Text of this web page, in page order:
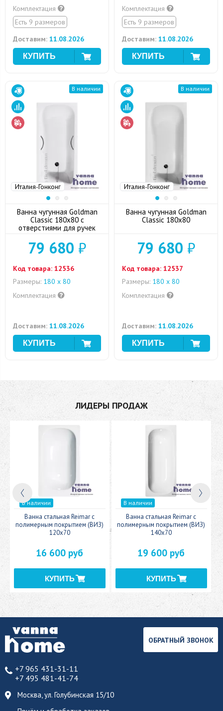
Комплектация
Есть 9 размеров
Доставим: 11.08.2026
Комплектация
Есть 9 размеров
Доставим: 11.08.2026
Италия-Гонконг
В наличии
Ванна чугунная Goldman
Classic 180x80 с
отверстиями для ручек
79 680 ₽
Код товара: 12536
Размеры: 180 x 80
Комплектация
Доставим: 11.08.2026
Италия-Гонконг
В наличии
Ванна чугунная Goldman
Classic 180x80
79 680 ₽
Код товара: 12537
Размеры: 180 x 80
Комплектация
Доставим: 11.08.2026
ЛИДЕРЫ ПРОДАЖ
В наличии
Ванна стальная Reimar с
полимерным покрытием (ВИЗ)
120x70
16 600 руб
В наличии
Ванна стальная Reimar с
полимерным покрытием (ВИЗ)
140x70
19 600 руб
+7 965 431-31-11
+7 495 481-41-74
Москва, ул. Голубинская 15/10
ОБРАТНЫЙ ЗВОНОК